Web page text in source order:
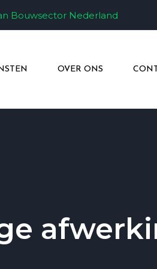
Bouwsector Nederland
OVER ONS